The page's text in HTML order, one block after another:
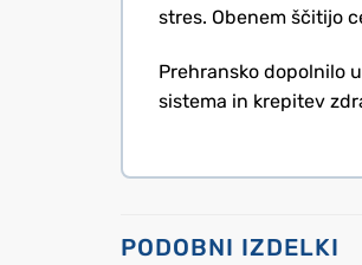
stres. Obenem ščitijo
Prehransko dopolnilo
sistema in krepitev
PODOBNI IZDELKI